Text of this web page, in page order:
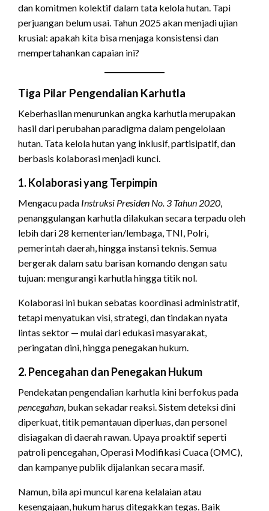
dan komitmen kolektif dalam tata kelola hutan. Tapi
perjuangan belum usai. Tahun 2025 akan menjadi ujian
krusial: apakah kita bisa menjaga konsistensi dan
mempertahankan capaian ini?
Tiga Pilar Pengendalian Karhutla
Keberhasilan menurunkan angka karhutla merupakan
hasil dari perubahan paradigma dalam pengelolaan
hutan. Tata kelola hutan yang inklusif, partisipatif, dan
berbasis kolaborasi menjadi kunci.
1. Kolaborasi yang Terpimpin
Mengacu pada Instruksi Presiden No. 3 Tahun 2020
penanggulangan karhutla dilakukan secara terpadu oleh
lebih dari 28 kementerian/lembaga, TNI, Polri,
pemerintah daerah, hingga instansi teknis. Semua
bergerak dalam satu barisan komando dengan satu
tujuan: mengurangi karhutla hingga titik nol.
Kolaborasi ini bukan sebatas koordinasi administratif,
tetapi menyatukan visi, strategi, dan tindakan nyata
lintas sektor — mulai dari edukasi masyarakat,
peringatan dini, hingga penegakan hukum.
2. Pencegahan dan Penegakan Hukum
Pendekatan pengendalian karhutla kini berfokus pada
pencegahan , bukan sekadar reaksi. Sistem deteksi dini
diperkuat, titik pemantauan diperluas, dan personel
disiagakan di daerah rawan. Upaya proaktif seperti
patroli pencegahan, Operasi Modifikasi Cuaca (OMC),
dan kampanye publik dijalankan secara masif.
Namun, bila api muncul karena kelalaian atau
kesengajaan, hukum harus ditegakkan tegas. Baik